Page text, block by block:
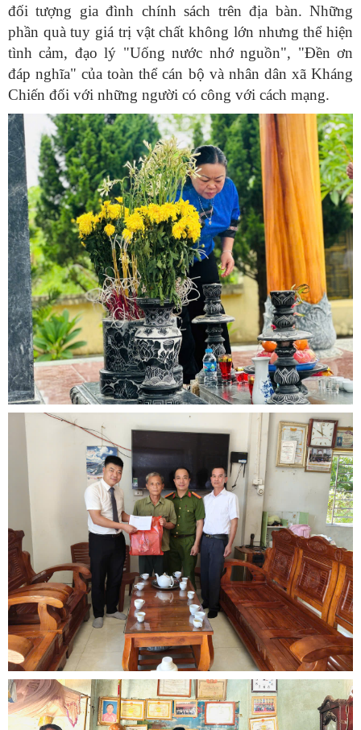
đối tượng gia đình chính sách trên địa bàn. Những
phần quà tuy giá trị vật chất không lớn nhưng thể hiện
tình cảm, đạo lý "Uống nước nhớ nguồn", "Đền ơn
đáp nghĩa" của toàn thể cán bộ và nhân dân xã Kháng
Chiến đối với những người có công với cách mạng.